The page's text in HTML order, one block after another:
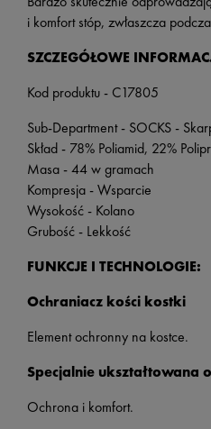
i komfort stóp, zwłaszcza
SZCZEGÓŁOWE
Kod produktu - C17805
Sub-Department - SOCKS -
Skład - 78% Poliamid, 22%
Masa - 44 w gramach
Kompresja - Wsparcie
Wysokość - Kolano
Grubość - Lekkość
FUNKCJE I TECHNOLOGIE:
Ochraniacz kości kostki
Element ochronny na kostce.
Specjalnie ukształtowana
Ochrona i komfort.